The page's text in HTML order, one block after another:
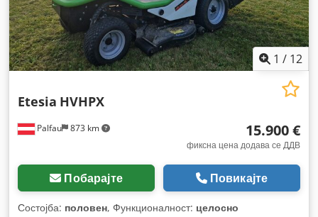
1 / 12
Palfau 873 km
Etesia HVHPX
15.900 €
фиксна цена додава се ДДВ
Побарајте Повикајте
Состојба: половен, Функционалност: целосно